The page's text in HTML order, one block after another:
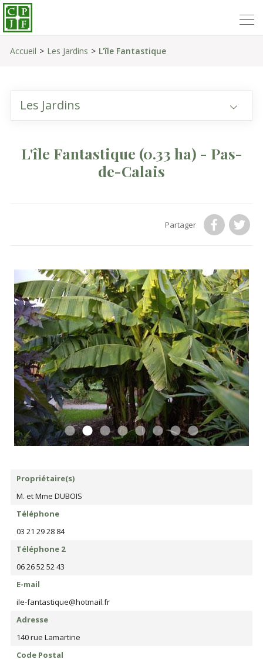
Accueil Les Jardins L'île Fantastique
Les Jardins
L'île Fantastique (0.33 ha) - Pas-
de-Calais
Partager
Propriétaire(s)
M. et Mme DUBOIS
Téléphone
03 21 29 28 84
Téléphone 2
06 26 52 52 43
E-mail
ile-fantastique@hotmail.fr
Adresse
140 rue Lamartine
Code Postal